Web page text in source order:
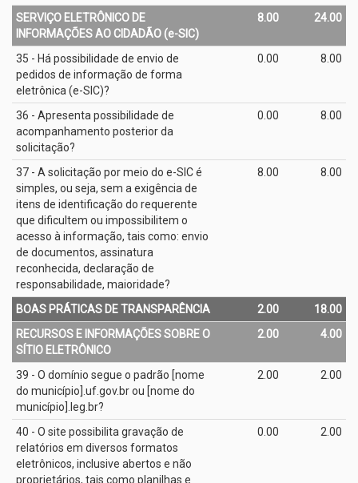
SERVIÇO ELETRÔNICO DE
INFORMAÇÕES AO CIDADÃO (e­-SIC)
8.00 24.00
35 - Há possibilidade de envio de
pedidos de informação de forma
eletrônica (e­-SIC)?
0.00 8.00
36 - Apresenta possibilidade de
acompanhamento posterior da
solicitação?
0.00 8.00
37 - A solicitação por meio do e­-SIC é
simples, ou seja, sem a exigência de
itens de identificação do requerente
que dificultem ou impossibilitem o
acesso à informação, tais como: envio
de documentos, assinatura
reconhecida, declaração de
responsabilidade, maioridade?
8.00 8.00
BOAS PRÁTICAS DE TRANSPARÊNCIA 2.00
18.00
RECURSOS E INFORMAÇÕES SOBRE O
SÍTIO ELETRÔNICO
2.00 4.00
39 - O domínio segue o padrão [nome
do município].uf.gov.br ou [nome do
município].leg.br?
2.00 2.00
40 - O site possibilita gravação de
relatórios em diversos formatos
eletrônicos, inclusive abertos e não
proprietários, tais como planilhas e
0.00 2.00